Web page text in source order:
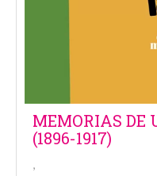
MEMORIAS DE
(1896-1917)
,